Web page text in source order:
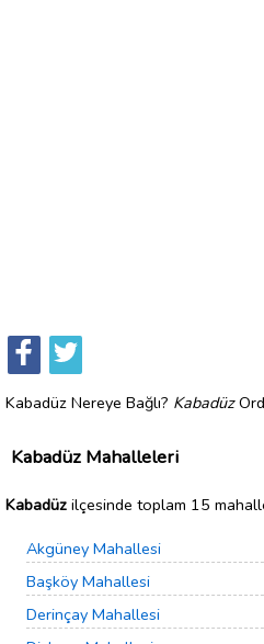
Kabadüz Nereye Bağlı? Kabadüz
Kabadüz Mahalleleri
Kabadüz ilçesinde toplam 15
Akgüney Mahallesi
Başköy Mahallesi
Derinçay Mahallesi